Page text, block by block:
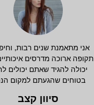
אני מתאמנת שנים רבות,
תקופה ארוכה מדרסים
יכולה להגיד שאתם יכולים
בטוחים שהגעתם למקום
סיוון קצב